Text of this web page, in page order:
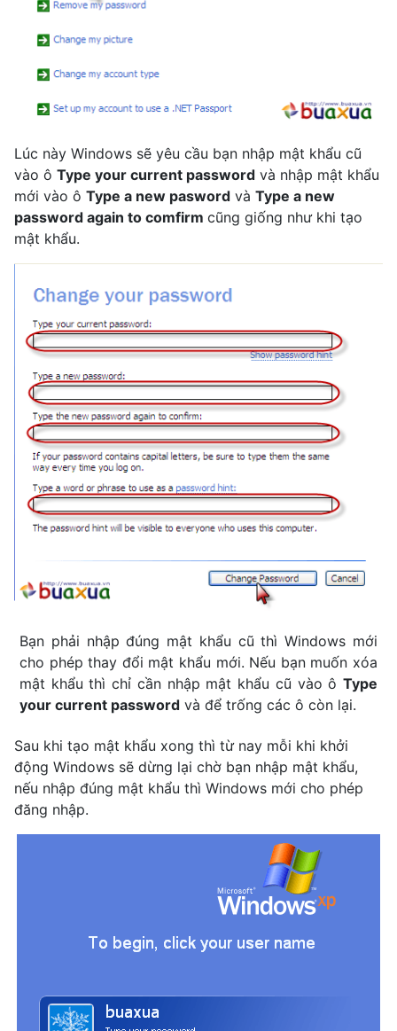
Lúc này Windows sẽ yêu cầu bạn nhập mật khẩu cũ
vào ô Type your current password và nhập mật khẩu
mới vào ô Type a new pasword và Type a new
password again to comfirm cũng giống như khi tạo
mật khẩu.
Bạn phải nhập đúng mật khẩu cũ thì Windows mới
cho phép thay đổi mật khẩu mới. Nếu bạn muốn xóa
mật khẩu thì chỉ cần nhập mật khẩu cũ vào ô Type
your current password và để trống các ô còn lại.
Sau khi tạo mật khẩu xong thì từ nay mỗi khi khởi
động Windows sẽ dừng lại chờ bạn nhập mật khẩu,
nếu nhập đúng mật khẩu thì Windows mới cho phép
đăng nhập.